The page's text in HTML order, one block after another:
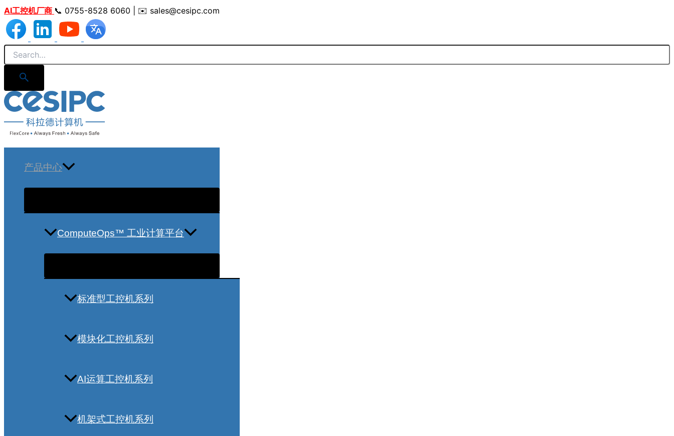
跳
至
内
容
AI工控机厂商 📞 0755-8528 6060 | ✉️ sales@cesipc.com
产品中心
ComputeOps™ 工业计算平台
标准型工控机系列
模块化工控机系列
AI运算工控机系列
机架式工控机系列